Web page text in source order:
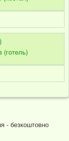
(готель)
- безкоштовно